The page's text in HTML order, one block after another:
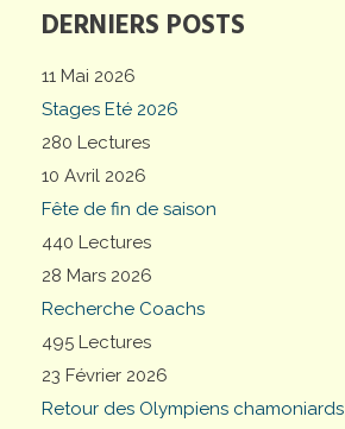
DERNIERS POSTS
11 Mai 2026
Stages Eté 2026
280 Lectures
10 Avril 2026
Fête de fin de saison
440 Lectures
28 Mars 2026
Recherche Coachs
495 Lectures
23 Février 2026
Retour des Olympiens chamoniards